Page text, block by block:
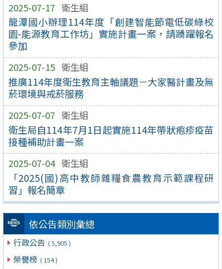
2025-07-17 衛生組
龍潭國小辦理114年度「創建智能節電低碳綠校
園-能源教育工作坊」實施計畫一案，請踴躍報名
參加
2025-07-15 衛生組
推廣114年度衛生教育主軸議題－大家醫計畫及無
菸環境與戒菸服務
2025-07-07 衛生組
衛生局自114年7月1日起實施114年帶狀疱疹疫苗
接種補助計畫一案
2025-07-04 衛生組
「2025(國)高中教師雜糧食農教育示範課程研
習」報名簡章
依公告類別彙總
行政公告 ( 5,905 )
榮譽榜 ( 154 )